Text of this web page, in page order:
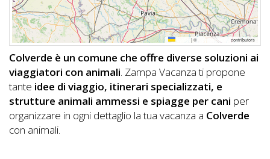
INFO
A
DOG
CHIEDI
CODICE
SCONTO
|© OpenStreetMap contributors
Colverde è un comune che offre diverse soluzioni ai
viaggiatori con animali. Zampa Vacanza ti propone
tante idee di viaggio, itinerari specializzati, e
strutture animali ammessi e spiagge per cani per
organizzare in ogni dettaglio la tua vacanza a Colverde
con animali.